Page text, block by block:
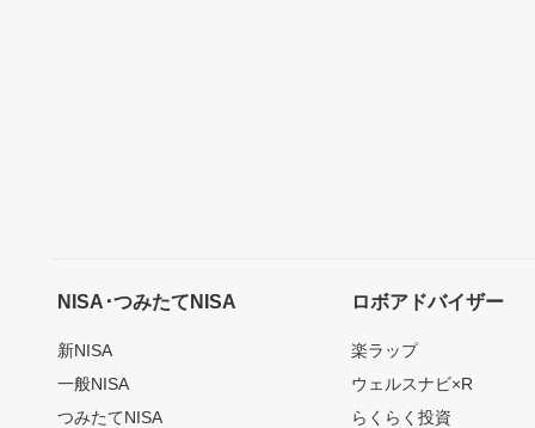
NISA･つみたてNISA
新NISA
一般NISA
つみたてNISA
ロボアドバイザー
楽ラップ
ウェルスナビ×R
らくらく投資